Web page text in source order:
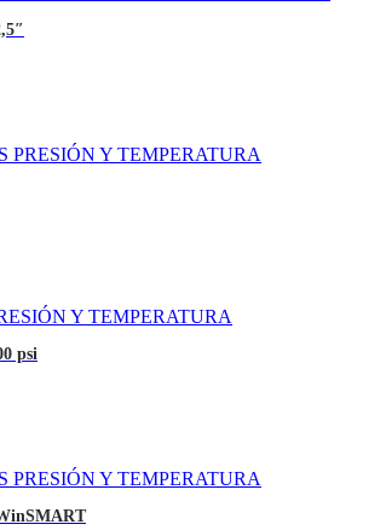
PRESIÓN Y TEMPERATURA
Y TEMPERATURA
psi
PRESIÓN Y TEMPERATURA